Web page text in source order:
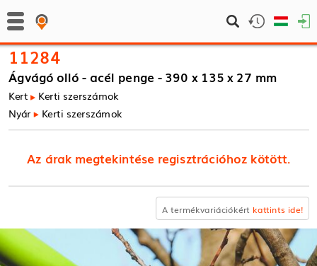
11284
Ágvágó olló - acél penge - 390 x 135 x 27 mm
Kert Kerti szerszámok
Nyár Kerti szerszámok
Az árak megtekintése regisztrációhoz kötött.
A termékvariációkért kattints ide!